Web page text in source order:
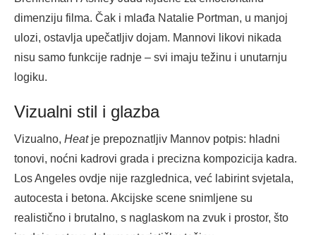
dimenziju filma. Čak i mlađa Natalie Portman, u manjoj
ulozi, ostavlja upečatljiv dojam. Mannovi likovi nikada
nisu samo funkcije radnje – svi imaju težinu i unutarnju
logiku.
Vizualni stil i glazba
Vizualno, Heatje prepoznatljiv Mannov potpis: hladni
tonovi, noćni kadrovi grada i precizna kompozicija kadra.
Los Angeles ovdje nije razglednica, već labirint svjetala,
autocesta i betona. Akcijske scene snimljene su
realistično i brutalno, s naglaskom na zvuk i prostor, što